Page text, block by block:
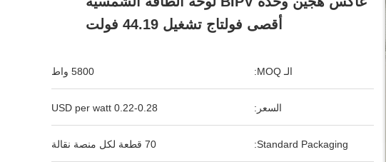
أقصى فولتاج تشغيل 44.19 فولت
الـ MOQ: 5800 واط
السعر: 0.22-0.28 USD per watt
Standard Packaging: 70 قطعة لكل منصة نقالة